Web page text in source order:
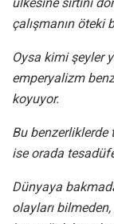
çalışmanın öteki
Oysa kimi şeyler
emperyalizm
koyuyor.
Bu
ise orada
Dünyaya
olayları bilmeden,